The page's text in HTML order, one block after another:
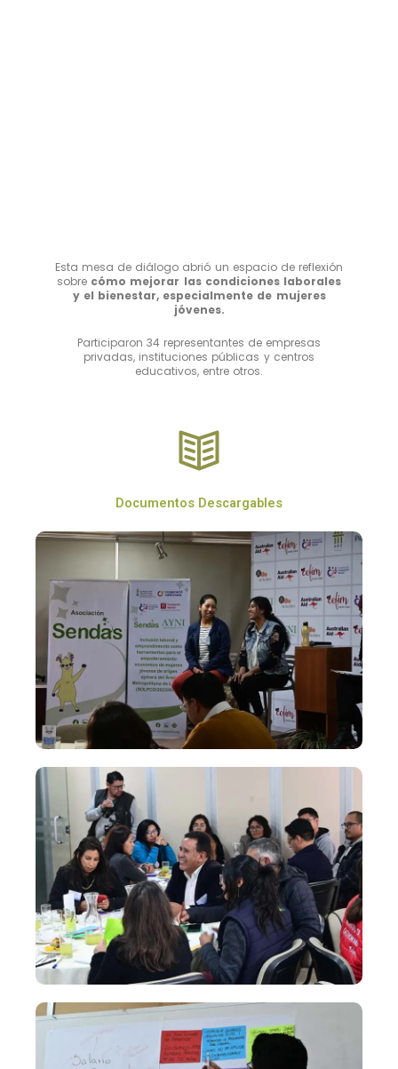
Esta mesa de diálogo abrió un espacio de reflexión
sobre cómo mejorar las condiciones laborales
y el bienestar, especialmente de mujeres
jóvenes.
Participaron 34 representantes de empresas
privadas, instituciones públicas y centros
educativos, entre otros.
Documentos Descargables